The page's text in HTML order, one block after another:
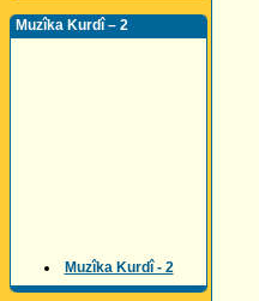
Muzîka Kurdî – 2
Muzîka Kurdî - 2